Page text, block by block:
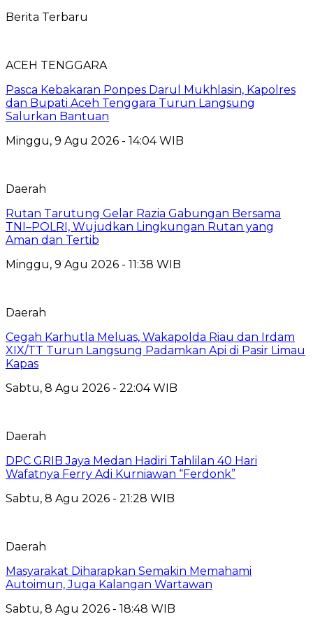
Berita Terbaru
ACEH TENGGARA
Pasca Kebakaran Ponpes Darul Mukhlasin, Kapolres
dan Bupati Aceh Tenggara Turun Langsung
Salurkan Bantuan
Minggu, 9 Agu 2026 - 14:04 WIB
Daerah
Rutan Tarutung Gelar Razia Gabungan Bersama
TNI–POLRI, Wujudkan Lingkungan Rutan yang
Aman dan Tertib
Minggu, 9 Agu 2026 - 11:38 WIB
Daerah
Cegah Karhutla Meluas, Wakapolda Riau dan Irdam
XIX/TT Turun Langsung Padamkan Api di Pasir Limau
Kapas
Sabtu, 8 Agu 2026 - 22:04 WIB
Daerah
DPC GRIB Jaya Medan Hadiri Tahlilan 40 Hari
Wafatnya Ferry Adi Kurniawan “Ferdonk”
Sabtu, 8 Agu 2026 - 21:28 WIB
Daerah
Masyarakat Diharapkan Semakin Memahami
Autoimun, Juga Kalangan Wartawan
Sabtu, 8 Agu 2026 - 18:48 WIB